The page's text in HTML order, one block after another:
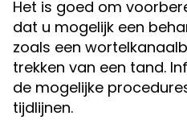
Het is goed om
dat u mogelijk een
zoals een
trekken van een tand.
de mogelijke
tijdlijnen.